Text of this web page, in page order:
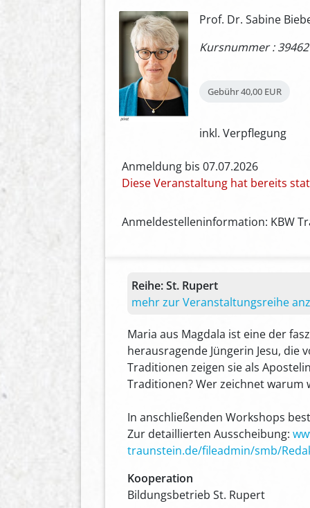
Prof. Dr. Sabine
Kursnummer : 39462
Gebühr40,00 EUR
inkl. Verpflegung
Anmeldung bis 07.07.2026
Diese Veranstaltung hat bereits
Anmeldestelleninformation: KBW
Reihe:St. Rupert
mehr zur Veranstaltungsreihe
Maria aus Magdala ist eine der
herausragende Jüngerin Jesu,
Traditionen zeigen sie als
Traditionen? Wer zeichnet warum
In anschließenden Workshops
Zur detaillierten Ausscheibung:
traunstein.de/fileadmin/smb/
Kooperation
Bildungsbetrieb St. Rupert